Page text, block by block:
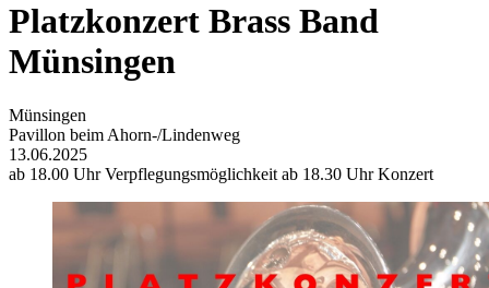
Platzkonzert Brass Band
Münsingen
Münsingen
Pavillon beim Ahorn-/Lindenweg
13.06.2025
ab 18.00 Uhr Verpflegungsmöglichkeit ab 18.30 Uhr Konzert